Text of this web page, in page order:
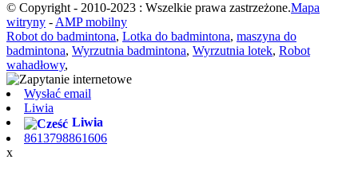
© Copyright - 2010-2023 : Wszelkie prawa zastrzeżone.Mapa
witryny - AMP mobilny
Robot do badmintona, Lotka do badmintona, maszyna do
badmintona, Wyrzutnia badmintona, Wyrzutnia lotek, Robot
wahadłowy,
Wysłać email
Liwia
Liwia
8613798861606
x